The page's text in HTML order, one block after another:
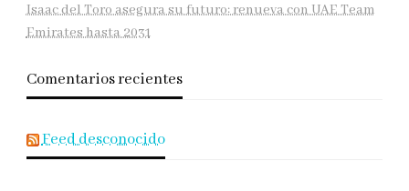
Isaac del Toro asegura su futuro: renueva con UAE Team
Emirates hasta 2031
Comentarios recientes
Feed desconocido